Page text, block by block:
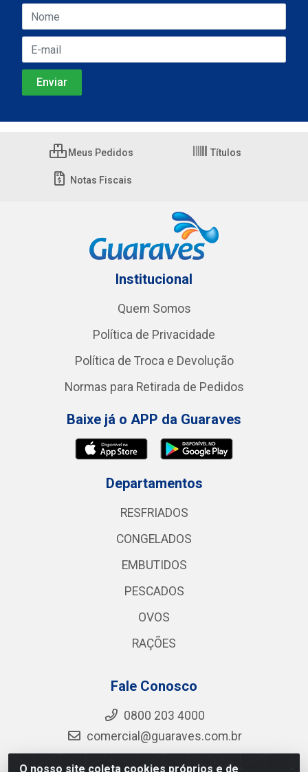
O nosso site coleta cookies próprios e de
Meus Pedidos Títulos
Notas Fiscais
Institucional
Quem Somos
Política de Privacidade
Política de Troca e Devolução
Normas para Retirada de Pedidos
Baixe já o APP da Guaraves
Departamentos
RESFRIADOS
CONGELADOS
EMBUTIDOS
PESCADOS
OVOS
RAÇÕES
Fale Conosco
0800 203 4000
comercial@guaraves.com.br